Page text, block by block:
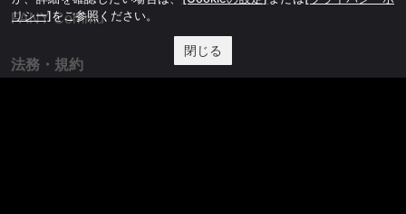
FANY Commu
法務・規約
リシー]をご参照ください。
閉じる